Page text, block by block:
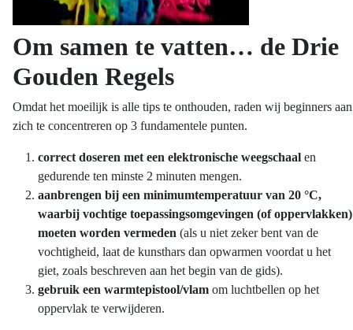
Om samen te vatten… de Drie
Gouden Regels
Omdat het moeilijk is alle tips te onthouden, raden wij beginners aan
zich te concentreren op 3 fundamentele punten.
correct doseren met een elektronische weegschaal en
gedurende ten minste 2 minuten mengen.
aanbrengen bij een minimumtemperatuur van 20 °C,
waarbij vochtige toepassingsomgevingen (of oppervlakken)
moeten worden vermeden (als u niet zeker bent van de
vochtigheid, laat de kunsthars dan opwarmen voordat u het
giet, zoals beschreven aan het begin van de gids).
gebruik een warmtepistool/vlam om luchtbellen op het
oppervlak te verwijderen.